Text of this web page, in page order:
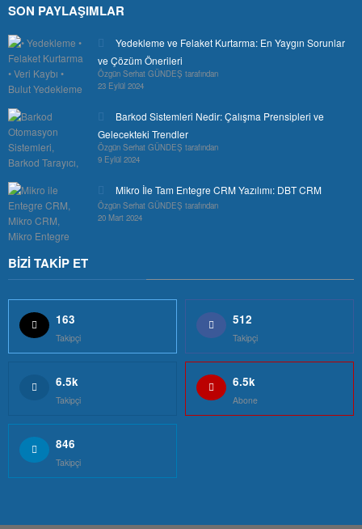
SON PAYLAŞIMLAR
Yedekleme ve Felaket Kurtarma: En Yaygın Sorunlar
ve Çözüm Önerileri
Özgün Serhat GÜNDEŞ tarafından
23 Eylül 2024
Barkod Sistemleri Nedir: Çalışma Prensipleri ve
Gelecekteki Trendler
Özgün Serhat GÜNDEŞ tarafından
9 Eylül 2024
Mikro İle Tam Entegre CRM Yazılımı: DBT CRM
Özgün Serhat GÜNDEŞ tarafından
20 Mart 2024
BİZİ TAKİP ET
163
Takipçi
512
Takipçi
6.5k
Takipçi
6.5k
Abone
846
Takipçi